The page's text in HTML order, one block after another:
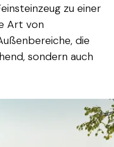
zu einer
Art von
die
sondern auch